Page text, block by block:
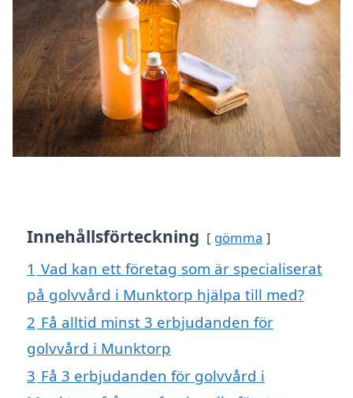
Innehållsförteckning gömma
1 Vad kan ett företag som är specialiserat
på golvvård i Munktorp hjälpa till med?
2 Få alltid minst 3 erbjudanden för
golvvård i Munktorp
3 Få 3 erbjudanden för golvvård i